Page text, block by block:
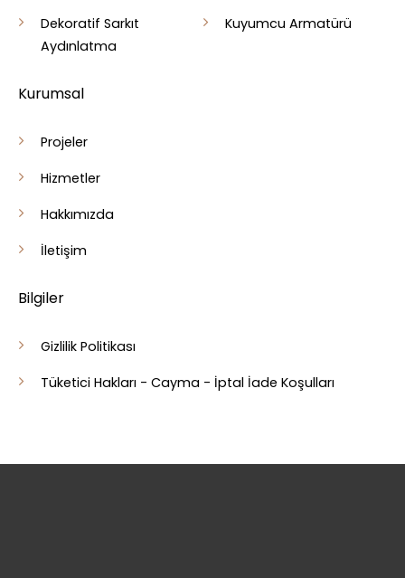
Dekoratif Sarkıt
Aydınlatma
Kuyumcu Armatürü
Kurumsal
Projeler
Hizmetler
Hakkımızda
İletişim
Bilgiler
Gizlilik Politikası
Tüketici Hakları - Cayma - İptal İade Koşulları